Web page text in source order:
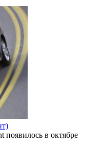
появилось в октябре